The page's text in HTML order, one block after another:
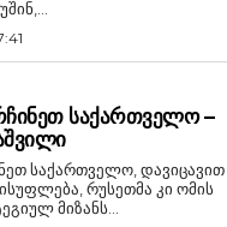
ᲡᲐᲥᲐᲠᲗᲕᲔᲚᲝ –
საქართველო, დავიცავით
რუსეთმა კი ომის
მიზანს...